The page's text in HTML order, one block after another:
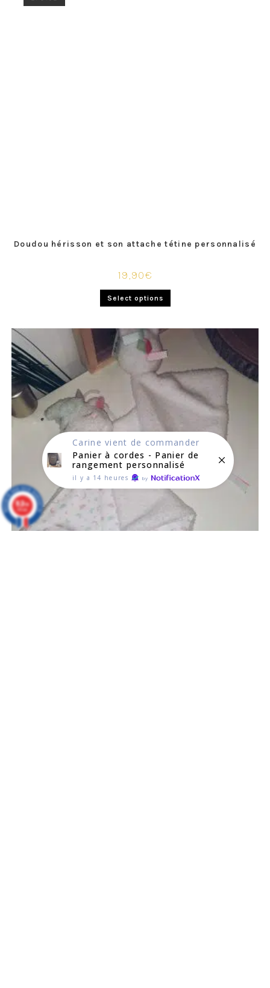
Doudou hérisson et son attache tétine personnalisé
19,90€
Select options
Carine vient de commander
Panier à cordes - Panier de
rangement personnalisé
il y a 14 heures by
9.3/10
295 avis